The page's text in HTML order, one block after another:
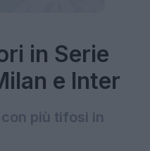
in Serie
e Inter
più tifosi in